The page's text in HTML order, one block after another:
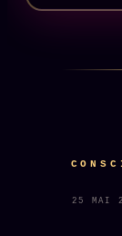
Cercle
25 MAI